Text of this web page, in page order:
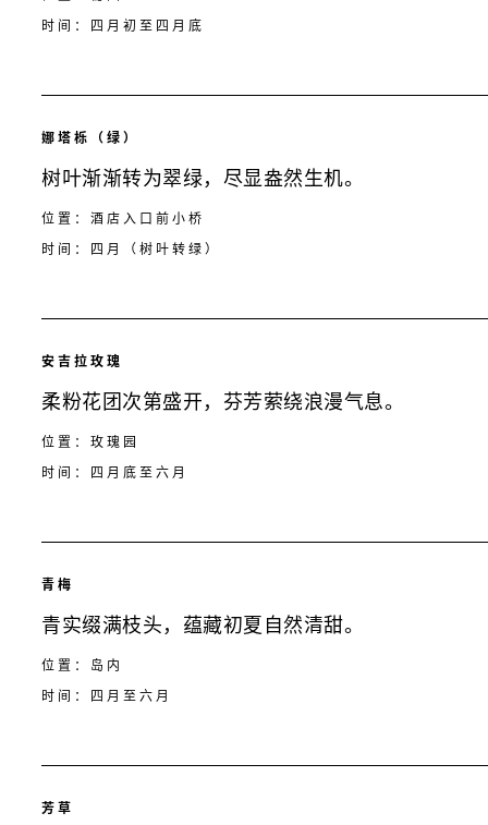
时间：四月初至四月底
娜塔栎（绿）
树叶渐渐转为翠绿，尽显盎然生机。
位置：酒店入口前小桥
时间：四月（树叶转绿）
安吉拉玫瑰
柔粉花团次第盛开，芬芳萦绕浪漫气息。
位置：玫瑰园
时间：四月底至六月
青梅
青实缀满枝头，蕴藏初夏自然清甜。
位置：岛内
时间：四月至六月
芳草